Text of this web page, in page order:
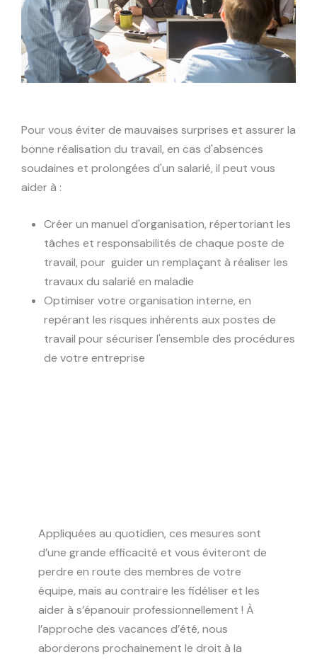
Pour vous éviter de mauvaises surprises et assurer la
bonne réalisation du travail, en cas d'absences
soudaines et prolongées d'un salarié, il peut vous
aider à :
Créer un manuel d'organisation, répertoriant les
tâches et responsabilités de chaque poste de
travail, pour guider un remplaçant à réaliser les
travaux du salarié en maladie
Optimiser votre organisation interne, en
repérant les risques inhérents aux postes de
travail pour sécuriser l'ensemble des procédures
de votre entreprise
Appliquées au quotidien, ces mesures sont
d’une grande efficacité et vous éviteront de
perdre en route des membres de votre
équipe, mais au contraire les fidéliser et les
aider à s’épanouir professionnellement ! À
l’approche des vacances d’été, nous
aborderons prochainement le droit à la